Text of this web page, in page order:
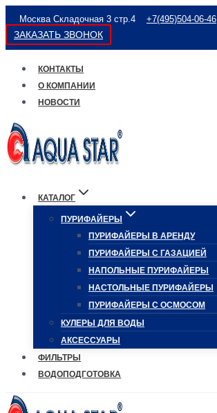
Перейти
к
содержимому
Москва Складочная 3 стр.4 +7(495)504-06-46
ЗАКАЗАТЬ ЗВОНОК
КОНТАКТЫ
О КОМПАНИИ
НОВОСТИ
КАТАЛОГ
ПУРИФАЙЕРЫ
ПУРИФАЙЕРЫ В АРЕНДУ
ПУРИФАЙЕРЫ С ГАЗАЦИЕЙ
НАПОЛЬНЫЕ ПУРИФАЙЕРЫ
НАСТОЛЬНЫЕ ПУРИФАЙЕРЫ
ПУРИФАЙЕРЫ С ОСМОСОМ
КУЛЕРЫ ДЛЯ ВОДЫ
АКСЕССУАРЫ
ФИЛЬТРЫ
ВОДОПОДГОТОВКА